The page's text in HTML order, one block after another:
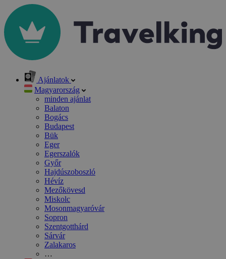
Ajánlatok
Magyarország
minden ajánlat
Balaton
Bogács
Budapest
Bük
Eger
Egerszalók
Győr
Hajdúszoboszló
Hévíz
Mezőkövesd
Miskolc
Mosonmagyaróvár
Sopron
Szentgotthárd
Sárvár
Zalakaros
…